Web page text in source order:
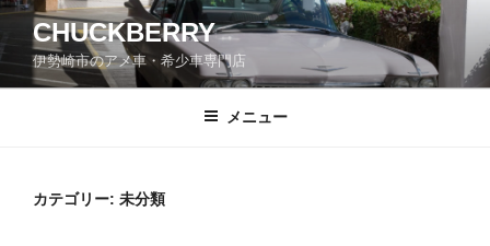
コ
テ
ン
CHUCKBERRY
伊勢崎市のアメ車・希少車専門店
メニュー
カテゴリー: 未分類